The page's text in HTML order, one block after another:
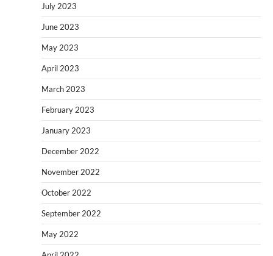
July 2023
June 2023
May 2023
April 2023
March 2023
February 2023
January 2023
December 2022
November 2022
October 2022
September 2022
May 2022